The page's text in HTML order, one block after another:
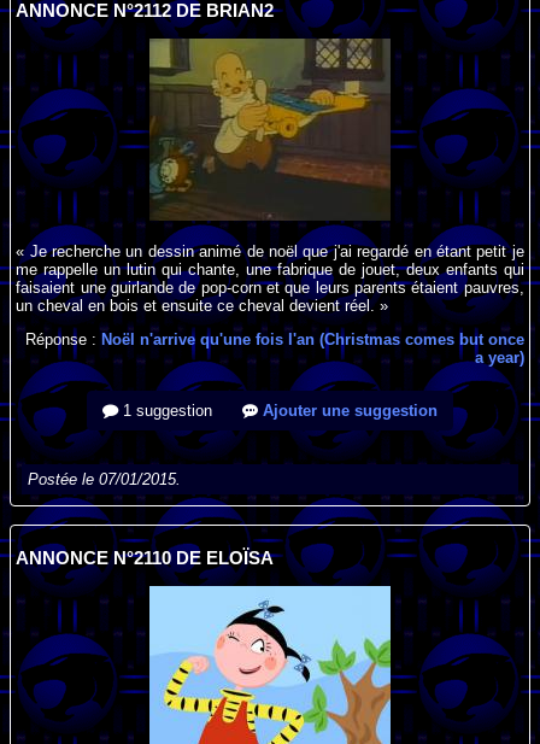
ANNONCE N°2112 DE BRIAN2
« Je recherche un dessin animé de noël que j'ai regardé en étant petit je
me rappelle un lutin qui chante, une fabrique de jouet, deux enfants qui
faisaient une guirlande de pop-corn et que leurs parents étaient pauvres,
un cheval en bois et ensuite ce cheval devient réel. »
Réponse : Noël n'arrive qu'une fois l'an (Christmas comes but once
a year)
1 suggestion Ajouter une suggestion
Postée le 07/01/2015.
ANNONCE N°2110 DE ELOÏSA